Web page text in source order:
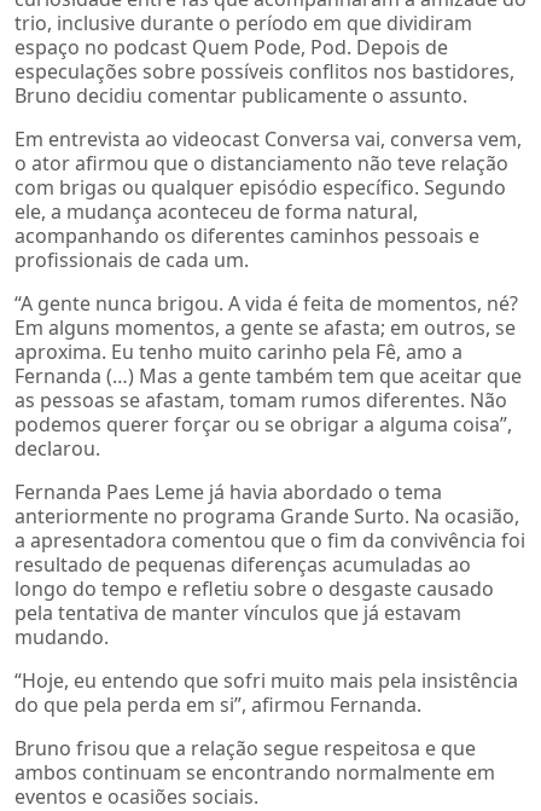
trio, inclusive durante o período em que dividiram
espaço no podcast Quem Pode, Pod. Depois de
especulações sobre possíveis conflitos nos bastidores,
Bruno decidiu comentar publicamente o assunto.
Em entrevista ao videocast Conversa vai, conversa vem,
o ator afirmou que o distanciamento não teve relação
com brigas ou qualquer episódio específico. Segundo
ele, a mudança aconteceu de forma natural,
acompanhando os diferentes caminhos pessoais e
profissionais de cada um.
“A gente nunca brigou. A vida é feita de momentos, né?
Em alguns momentos, a gente se afasta; em outros, se
aproxima. Eu tenho muito carinho pela Fê, amo a
Fernanda (…) Mas a gente também tem que aceitar que
as pessoas se afastam, tomam rumos diferentes. Não
podemos querer forçar ou se obrigar a alguma coisa”,
declarou.
Fernanda Paes Leme já havia abordado o tema
anteriormente no programa Grande Surto. Na ocasião,
a apresentadora comentou que o fim da convivência foi
resultado de pequenas diferenças acumuladas ao
longo do tempo e refletiu sobre o desgaste causado
pela tentativa de manter vínculos que já estavam
mudando.
“Hoje, eu entendo que sofri muito mais pela insistência
do que pela perda em si”, afirmou Fernanda.
Bruno frisou que a relação segue respeitosa e que
ambos continuam se encontrando normalmente em
eventos e ocasiões sociais.